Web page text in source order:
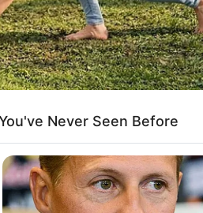
Never Seen Before